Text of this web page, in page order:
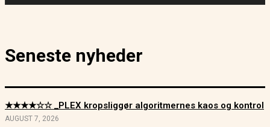
Seneste nyheder
★★★★☆☆ _PLEX kropsliggør algoritmernes kaos og kontrol
AUGUST 7, 2026